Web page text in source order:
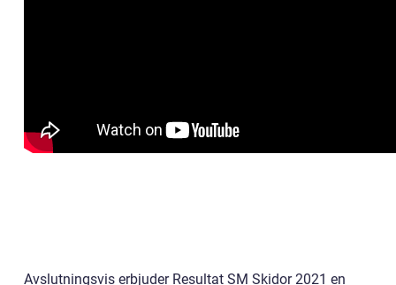
Avslutningsvis erbjuder Resultat SM Skidor 2021 en